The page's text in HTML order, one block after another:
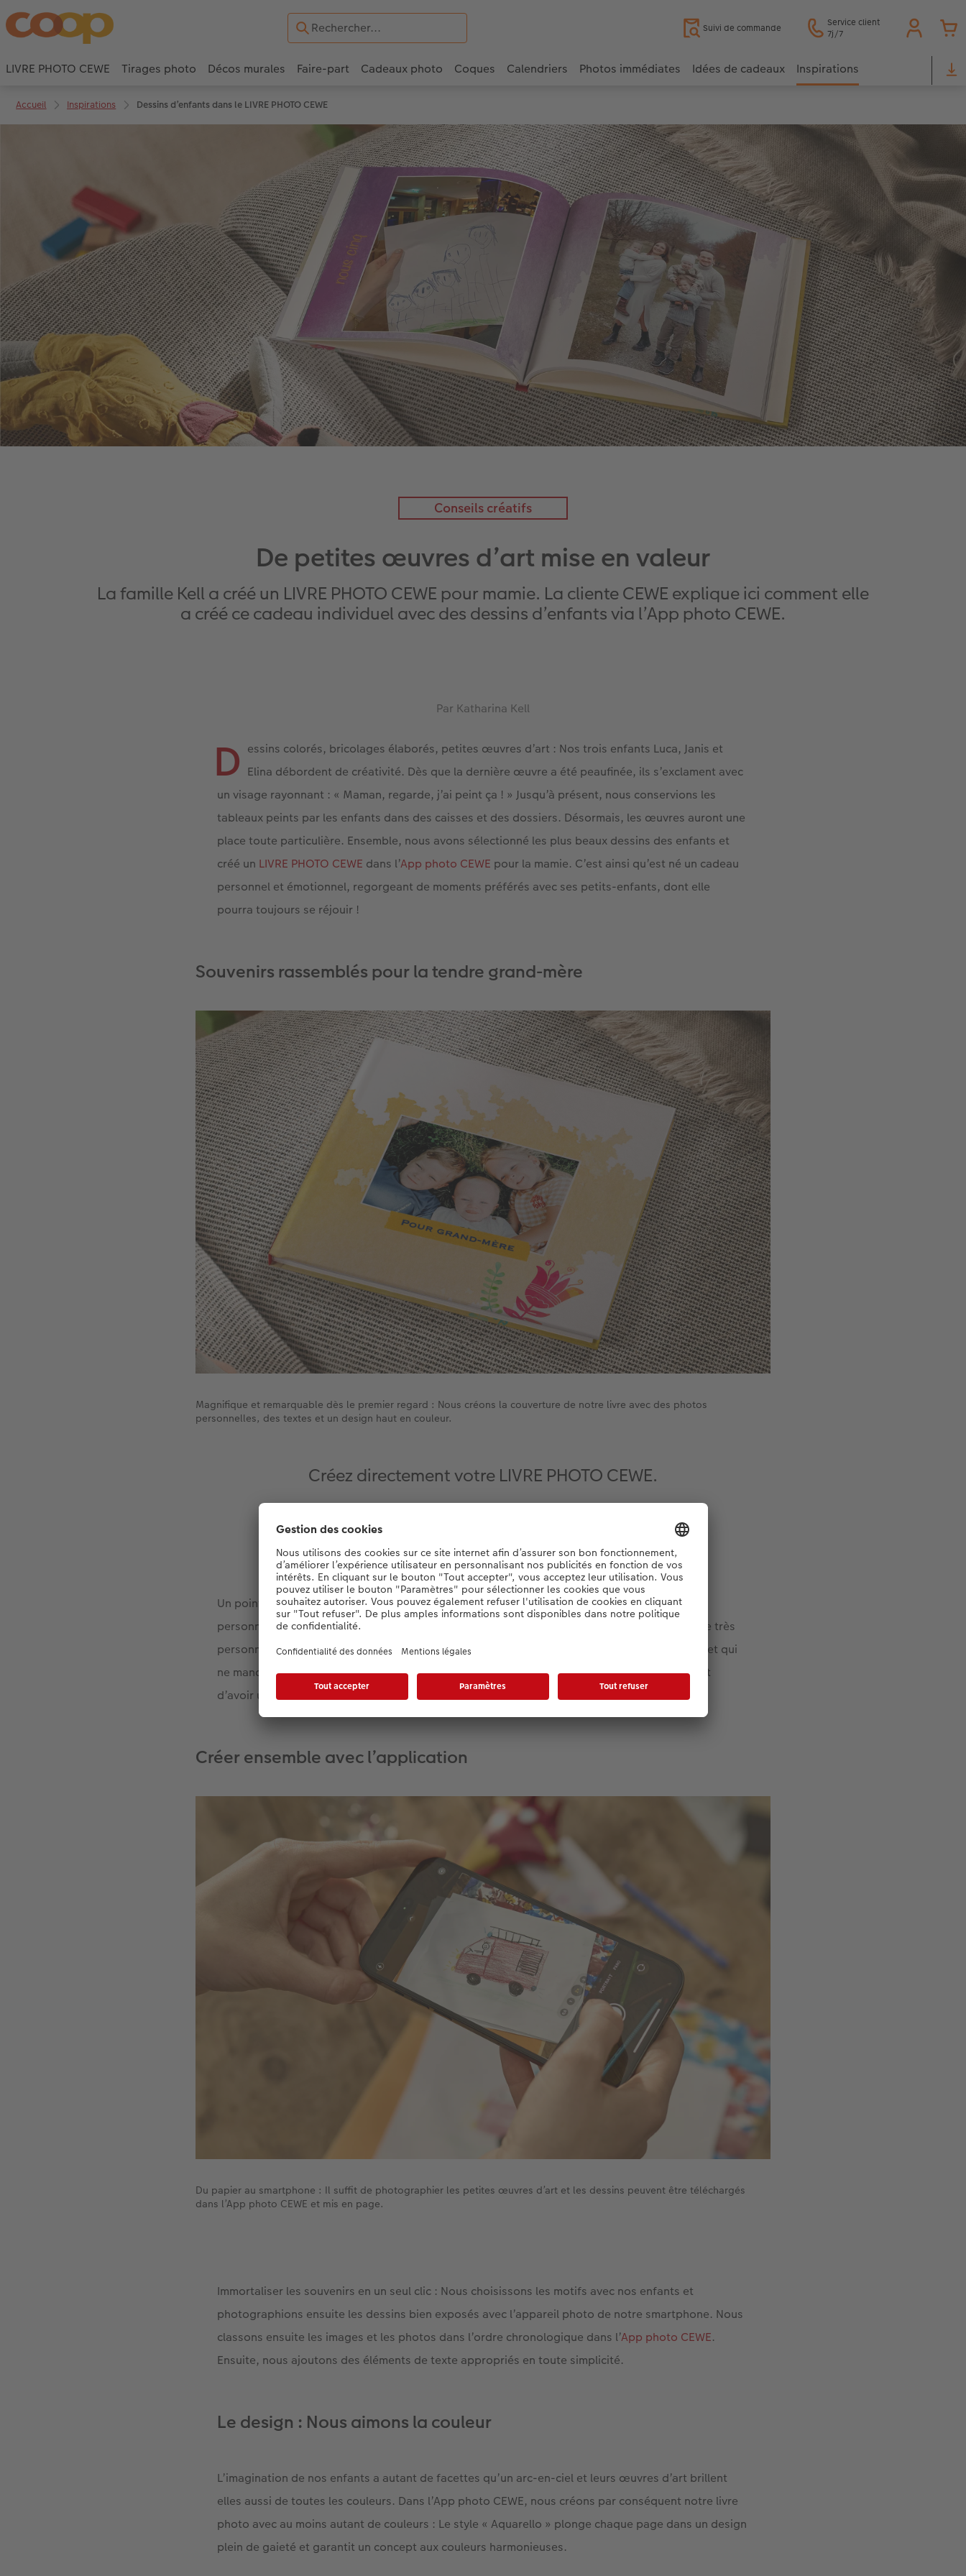
Suivi de commande
Service client
7j/7
LIVRE PHOTO CEWE Tirages photo Décos murales Faire-part Cadeaux photo Coques Calendriers Photos immédiates Idées de cadeaux Inspirations
Accueil Inspirations Dessins d’enfants dans le LIVRE PHOTO CEWE
Conseils créatifs
De petites œuvres d’art mise en valeur
La famille Kell a créé un LIVRE PHOTO CEWE pour mamie. La cliente CEWE explique ici comment elle
a créé ce cadeau individuel avec des dessins d’enfants via l’App photo CEWE.
Par Katharina Kell
D essins colorés, bricolages élaborés, petites œuvres d’art : Nos trois enfants Luca, Janis et
Elina débordent de créativité. Dès que la dernière œuvre a été peaufinée, ils s’exclament avec
un visage rayonnant : « Maman, regarde, j’ai peint ça ! » Jusqu’à présent, nous conservions les
tableaux peints par les enfants dans des caisses et des dossiers. Désormais, les œuvres auront une
place toute particulière. Ensemble, nous avons sélectionné les plus beaux dessins des enfants et
créé un LIVRE PHOTO CEWE dans l’App photo CEWE pour la mamie. C’est ainsi qu’est né un cadeau
personnel et émotionnel, regorgeant de moments préférés avec ses petits-enfants, dont elle
pourra toujours se réjouir !
Souvenirs rassemblés pour la tendre grand-mère
Magnifique et remarquable dès le premier regard : Nous créons la couverture de notre livre avec des photos
personnelles, des textes et un design haut en couleur.
Créez directement votre LIVRE PHOTO CEWE.
Un point de mire pour la bibliothèque de grand-mère : Votre photo préférée et un message
personnel ornent la couverture, devenant ainsi la première page d’une rétrospective annuelle très
personnelle. Nous trouvons que les textes courts écrits par nos soins rendent le livre unique et qui
ne manquent pas de déclencher quelques larmes de joie. Car Luca le sait : « Le bonheur, c’est
d’avoir une grand-mère comme toi » !
Créer ensemble avec l’application
Du papier au smartphone : Il suffit de photographier les petites œuvres d’art et les dessins peuvent être téléchargés
dans l’App photo CEWE et mis en page.
Immortaliser les souvenirs en un seul clic : Nous choisissons les motifs avec nos enfants et
photographions ensuite les dessins bien exposés avec l’appareil photo de notre smartphone. Nous
classons ensuite les images et les photos dans l’ordre chronologique dans l’App photo CEWE.
Ensuite, nous ajoutons des éléments de texte appropriés en toute simplicité.
Le design : Nous aimons la couleur
L’imagination de nos enfants a autant de facettes qu’un arc-en-ciel et leurs œuvres d’art brillent
elles aussi de toutes les couleurs. Dans l’App photo CEWE, nous créons par conséquent notre livre
photo avec au moins autant de couleurs : Le style « Aquarello » plonge chaque page dans un design
plein de gaieté et garantit un concept aux couleurs harmonieuses.